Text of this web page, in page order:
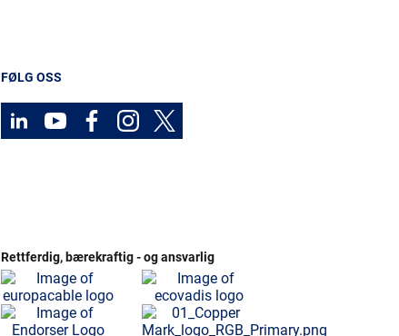
FØLG OSS
Rettferdig, bærekraftig - og ansvarlig